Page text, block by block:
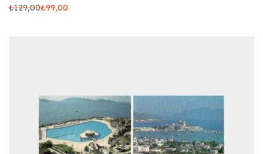
₺129,00₺99,00